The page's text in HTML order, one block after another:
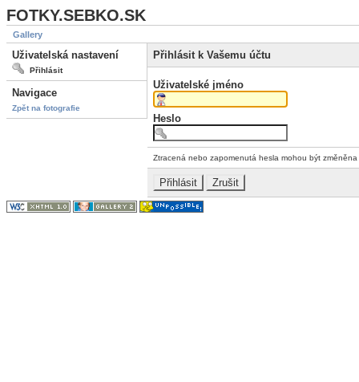
FOTKY.SEBKO.SK
Gallery
Uživatelská nastavení
Přihlásit
Navigace
Zpět na fotografie
Přihlásit k Vašemu účtu
Uživatelské jméno
Heslo
Ztracená nebo zapomenutá hesla mohou být